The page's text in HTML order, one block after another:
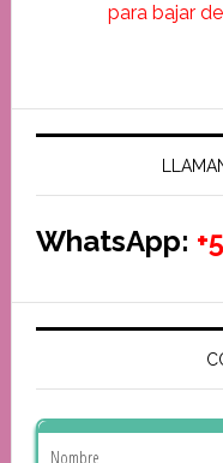
para bajar
WhatsApp:
Nombre